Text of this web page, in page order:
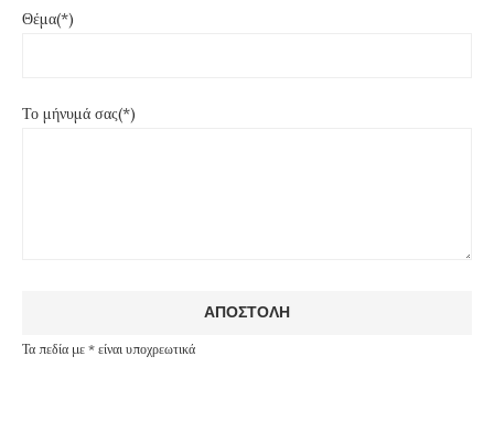
Θέμα(*)
Το μήνυμά σας(*)
Τα πεδία με * είναι υποχρεωτικά